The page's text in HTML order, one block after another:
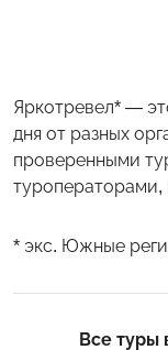
Яркотревел* —
дня от разных
проверенными
туроператорами,
* экс. Южные
Все туры